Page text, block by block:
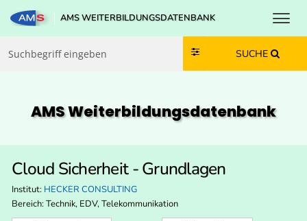
Zum Inhalt springen
Zum Navmenü springen
Zur Suche springen
Zur Footer springen
AMS WEITERBILDUNGSDATENBANK
SUCHE
AMS Weiterbildungs­datenbank
Cloud Sicherheit - Grundlagen
Institut: HECKER CONSULTING
Bereich: Technik, EDV, Telekommunikation